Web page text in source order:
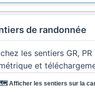
de randonnée
les sentiers GR,
et
🗺️ Afficher les sentiers sur la